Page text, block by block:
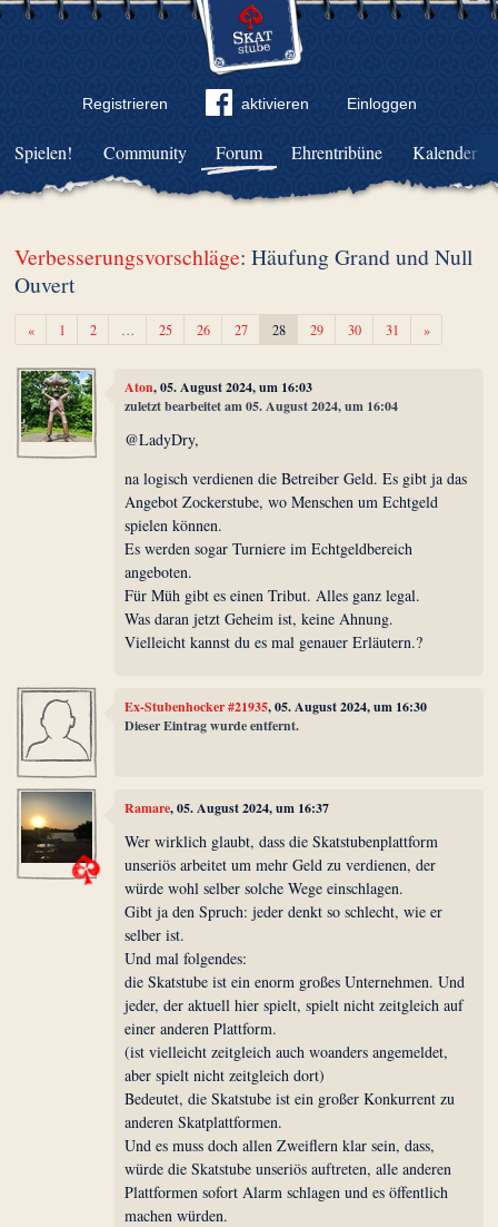
Registrieren aktivieren Einloggen
Community Forum Ehrentribüne Kalender
Spielen!
Verbesserungsvorschläge: Häufung Grand und Null
Ouvert
«Zurück1 2 … 25 26 27 28 29 30 31 »Weiter
Aton, 05. August 2024, um 16:03
zuletzt bearbeitet am 05. August 2024, um 16:04
@LadyDry,
na logisch verdienen die Betreiber Geld. Es gibt ja das
Angebot Zockerstube, wo Menschen um Echtgeld
spielen können.
Es werden sogar Turniere im Echtgeldbereich
angeboten.
Für Müh gibt es einen Tribut. Alles ganz legal.
Was daran jetzt Geheim ist, keine Ahnung.
Vielleicht kannst du es mal genauer Erläutern.?
Ex-Stubenhocker #21935, 05. August 2024, um 16:30
Dieser Eintrag wurde entfernt.
Ramare, 05. August 2024, um 16:37
Wer wirklich glaubt, dass die Skatstubenplattform
unseriös arbeitet um mehr Geld zu verdienen, der
würde wohl selber solche Wege einschlagen.
Gibt ja den Spruch: jeder denkt so schlecht, wie er
selber ist.
Und mal folgendes:
die Skatstube ist ein enorm großes Unternehmen. Und
jeder, der aktuell hier spielt, spielt nicht zeitgleich auf
einer anderen Plattform.
(ist vielleicht zeitgleich auch woanders angemeldet,
aber spielt nicht zeitgleich dort)
Bedeutet, die Skatstube ist ein großer Konkurrent zu
anderen Skatplattformen.
Und es muss doch allen Zweiflern klar sein, dass,
würde die Skatstube unseriös auftreten, alle anderen
Plattformen sofort Alarm schlagen und es öffentlich
machen würden.